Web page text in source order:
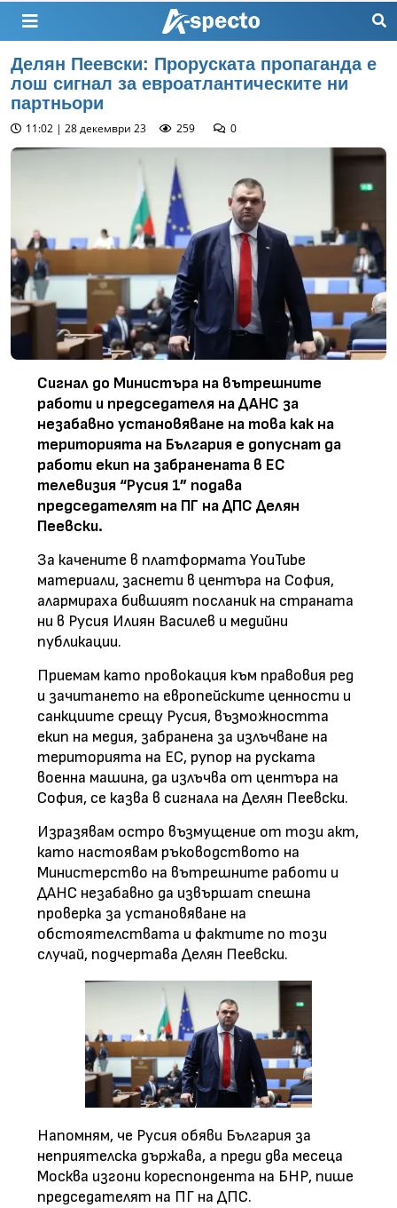
Делян Пеевски: Проруската пропаганда е
лош сигнал за евроатлантическите ни
партньори
11:02 | 28 декември 23 259 0
Сигнал до Министъра на вътрешните
работи и председателя на ДАНС за
незабавно установяване на това как на
територията на България е допуснат да
работи екип на забранената в ЕС
телевизия “Русия 1” подава
председателят на ПГ на ДПС Делян
Пеевски.
За качените в платформата YouTube
материали, заснети в центъра на София,
алармираха бившият посланик на страната
ни в Русия Илиян Василев и медийни
публикации.
Приемам като провокация към правовия ред
и зачитането на европейските ценности и
санкциите срещу Русия, възможността
екип на медия, забранена за излъчване на
територията на ЕС, рупор на руската
военна машина, да излъчва от центъра на
София, се казва в сигнала на Делян Пеевски.
Изразявам остро възмущение от този акт,
като настоявам ръководството на
Министерство на вътрешните работи и
ДАНС незабавно да извършат спешна
проверка за установяване на
обстоятелствата и фактите по този
случай, подчертава Делян Пеевски.
Напомням, че Русия обяви България за
неприятелска държава, а преди два месеца
Москва изгони кореспондента на БНР, пише
председателят на ПГ на ДПС.